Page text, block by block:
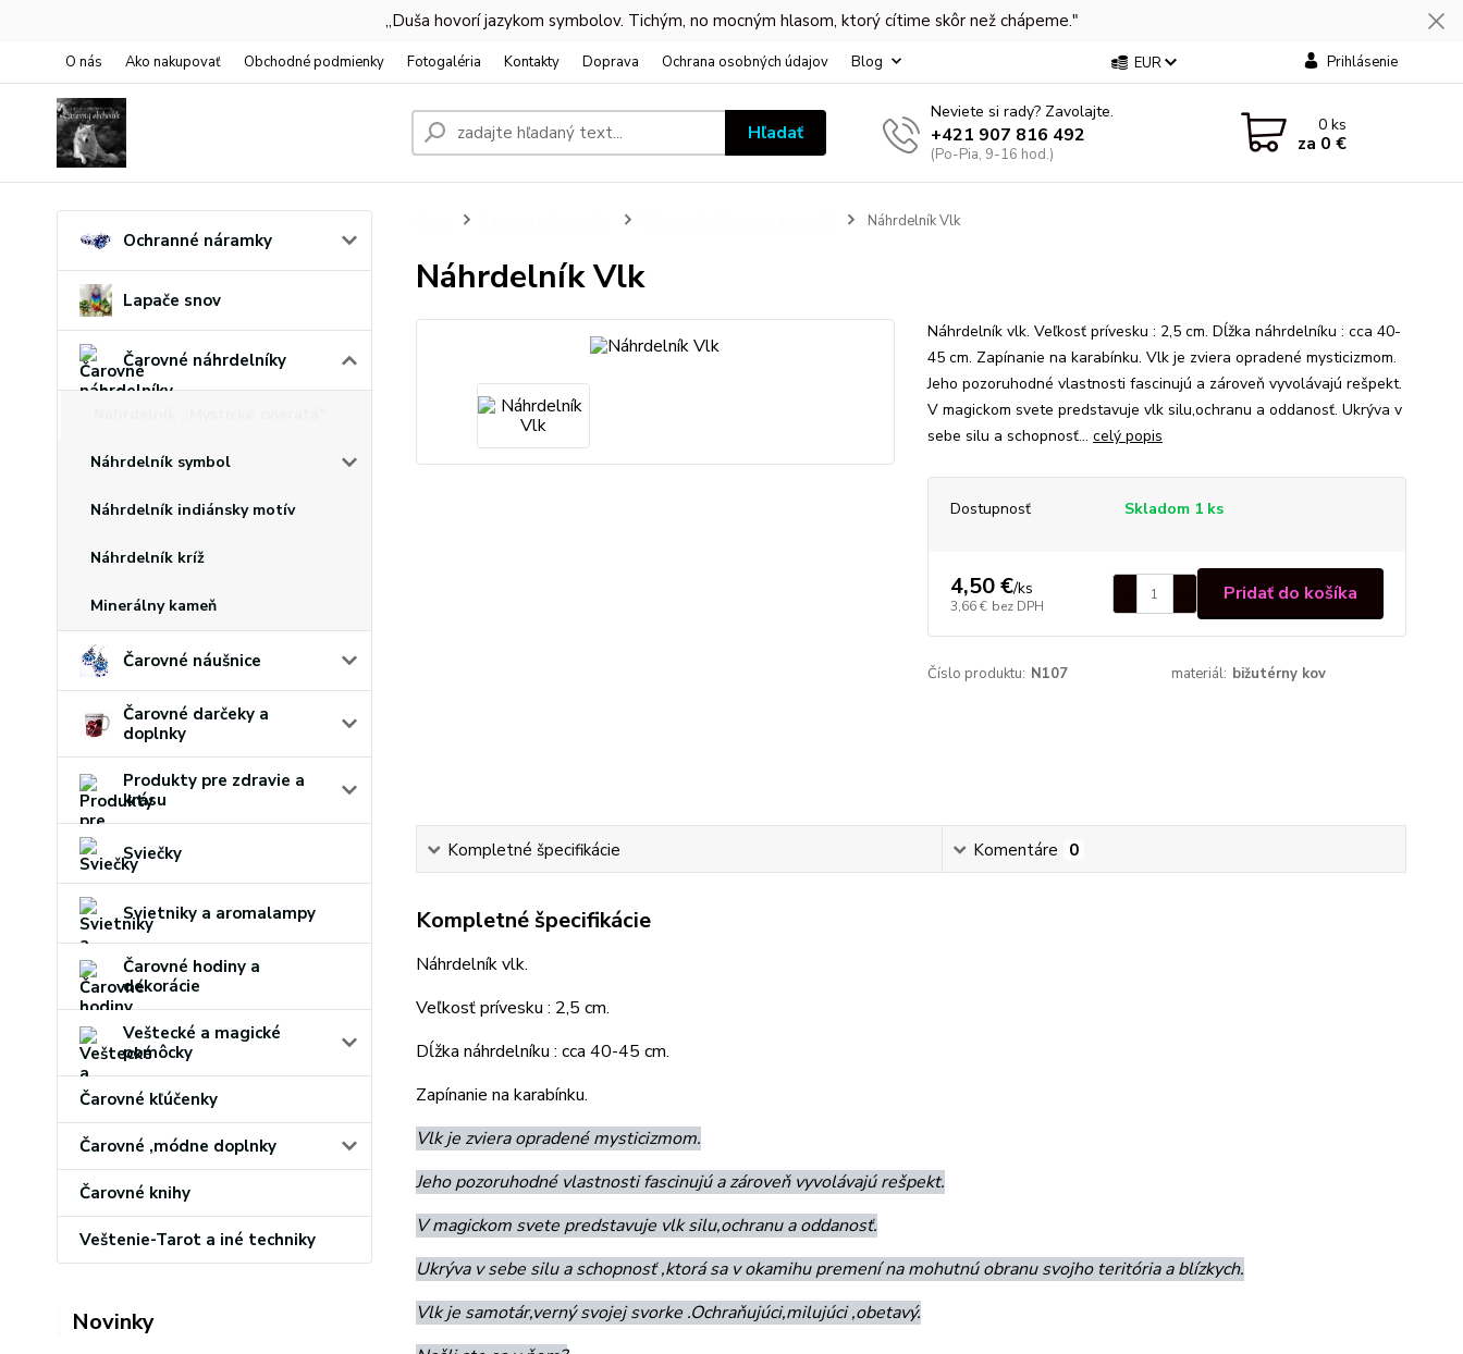
,,Duša hovorí jazykom symbolov. Tichým, no mocným hlasom, ktorý cítime skôr než chápeme."
O nás Ako nakupovať Obchodné podmienky Fotogaléria Kontakty Doprava Ochrana osobných údajov Blog EUR Prihlásenie
Hľadať
Neviete si rady? Zavolajte.
+421 907 816 492
(Po-Pia, 9-16 hod.)
0ks
za 0 €
Ochranné náramky
Lapače snov
Čarovné náhrdelníky
Náhrdelník symbol
Náhrdelník indiánsky motív
Náhrdelník kríž
Minerálny kameň
Čarovné náušnice
Čarovné darčeky a
doplnky
Produkty pre zdravie a
krásu
Sviečky
Svietniky a aromalampy
Čarovné hodiny a
dekorácie
Veštecké a magické
pomôcky
Čarovné kľúčenky
Čarovné ,módne doplnky
Čarovné knihy
Veštenie-Tarot a iné techniky
Novinky
Náhrdelník Vlk
Náhrdelník Vlk
Náhrdelník vlk. Veľkosť prívesku : 2,5 cm. Dĺžka náhrdelníku : cca 40-
45 cm. Zapínanie na karabínku. Vlk je zviera opradené mysticizmom.
Jeho pozoruhodné vlastnosti fascinujú a zároveň vyvolávajú rešpekt.
V magickom svete predstavuje vlk silu,ochranu a oddanosť. Ukrýva v
sebe silu a schopnosť... celý popis
Dostupnosť Skladom 1 ks
4,50 €/ks
3,66 € bez DPH
Pridať do košíka
Číslo produktu: N107 materiál: bižutérny kov
Kompletné špecifikácie Komentáre 0
Kompletné špecifikácie
Náhrdelník vlk.
Veľkosť prívesku : 2,5 cm.
Dĺžka náhrdelníku : cca 40-45 cm.
Zapínanie na karabínku.
Vlk je zviera opradené mysticizmom.
Jeho pozoruhodné vlastnosti fascinujú a zároveň vyvolávajú rešpekt.
V magickom svete predstavuje vlk silu,ochranu a oddanosť.
Ukrýva v sebe silu a schopnosť ,ktorá sa v okamihu premení na mohutnú obranu svojho teritória a blízkych.
Vlk je samotár,verný svojej svorke .Ochraňujúci,milujúci ,obetavý.